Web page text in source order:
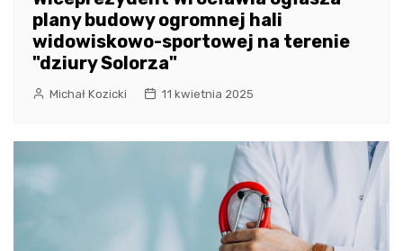
plany budowy ogromnej hali
widowiskowo-sportowej na terenie
"dziury Solorza"
Michał Kozicki 11 kwietnia 2025